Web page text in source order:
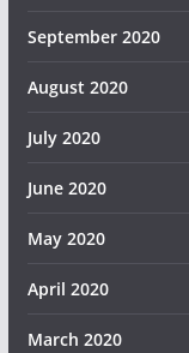
September 2020
August 2020
July 2020
June 2020
May 2020
April 2020
March 2020